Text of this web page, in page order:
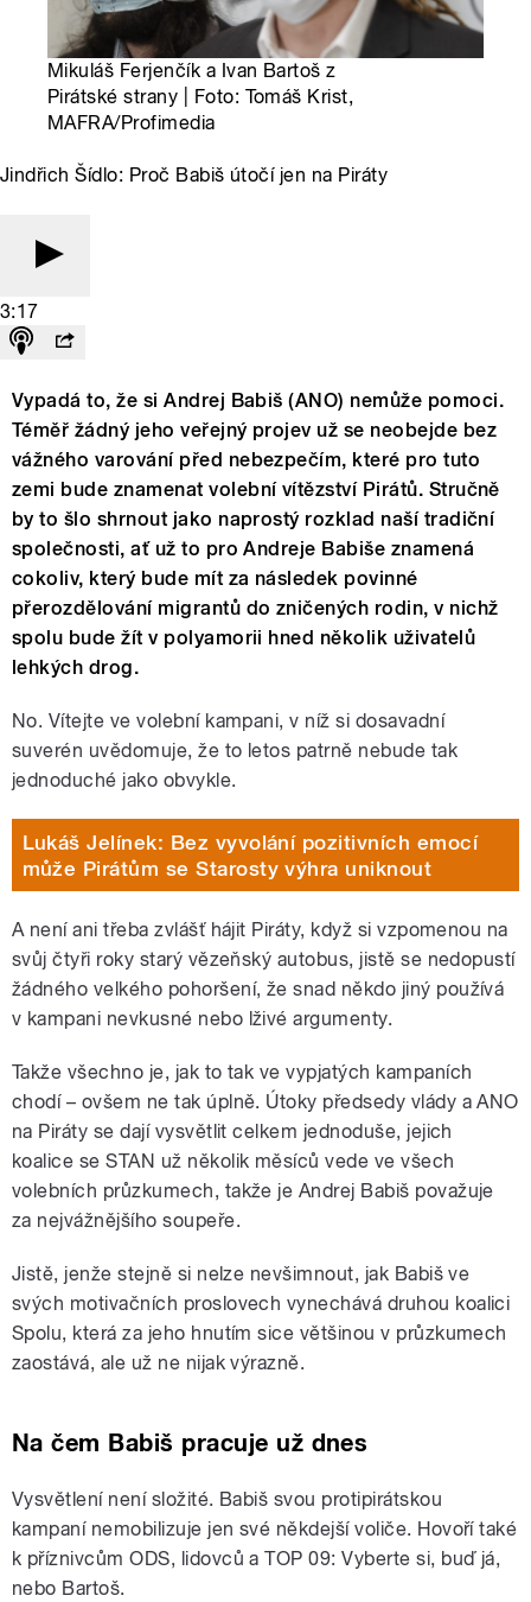
Mikuláš Ferjenčík a Ivan Bartoš z
Pirátské strany | Foto: Tomáš Krist,
MAFRA/Profimedia
Jindřich Šídlo: Proč Babiš útočí jen na Piráty
3:17
Vypadá to, že si Andrej Babiš (ANO) nemůže pomoci.
Téměř žádný jeho veřejný projev už se neobejde bez
vážného varování před nebezpečím, které pro tuto
zemi bude znamenat volební vítězství Pirátů. Stručně
by to šlo shrnout jako naprostý rozklad naší tradiční
společnosti, ať už to pro Andreje Babiše znamená
cokoliv, který bude mít za následek povinné
přerozdělování migrantů do zničených rodin, v nichž
spolu bude žít v polyamorii hned několik uživatelů
lehkých drog.
No. Vítejte ve volební kampani, v níž si dosavadní
suverén uvědomuje, že to letos patrně nebude tak
jednoduché jako obvykle.
Lukáš Jelínek: Bez vyvolání pozitivních emocí
může Pirátům se Starosty výhra uniknout
A není ani třeba zvlášť hájit Piráty, když si vzpomenou na
svůj čtyři roky starý vězeňský autobus, jistě se nedopustí
žádného velkého pohoršení, že snad někdo jiný používá
v kampani nevkusné nebo lživé argumenty.
Takže všechno je, jak to tak ve vypjatých kampaních
chodí – ovšem ne tak úplně. Útoky předsedy vlády a ANO
na Piráty se dají vysvětlit celkem jednoduše, jejich
koalice se STAN už několik měsíců vede ve všech
volebních průzkumech, takže je Andrej Babiš považuje
za nejvážnějšího soupeře.
Jistě, jenže stejně si nelze nevšimnout, jak Babiš ve
svých motivačních proslovech vynechává druhou koalici
Spolu, která za jeho hnutím sice většinou v průzkumech
zaostává, ale už ne nijak výrazně.
Na čem Babiš pracuje už dnes
Vysvětlení není složité. Babiš svou protipirátskou
kampaní nemobilizuje jen své někdejší voliče. Hovoří také
k příznivcům ODS, lidovců a TOP 09: Vyberte si, buď já,
nebo Bartoš.